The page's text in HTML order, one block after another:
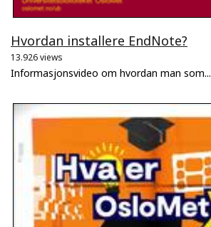
Hvordan installere EndNote?
13.926 views
Informasjonsvideo om hvordan man som...